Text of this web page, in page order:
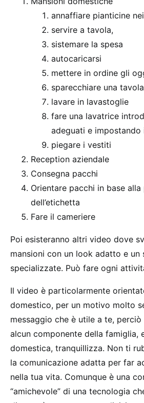
annaffiare pianticine
servire a tavola,
sistemare la spesa
autocaricarsi
mettere in ordine gli
sparecchiare una tavola
lavare in lavastoglie
fare una lavatrice
adeguati e impostando
piegare i vestiti
Reception aziendale
Consegna pacchi
Orientare pacchi in base
dell’etichetta
Fare il cameriere
Poi esisteranno altri video dove
mansioni con un look adatto e un
specializzate. Può fare ogni
Il video è particolarmente
domestico, per un motivo molto
messaggio che è utile a te,
alcun componente della famiglia,
domestica, tranquillizza. Non ti
la comunicazione adatta per far
nella tua vita. Comunque è una
“amichevole” di una tecnologia